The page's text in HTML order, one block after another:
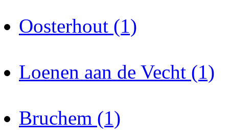
Oosterhout (1)
Loenen aan de Vecht (1)
Bruchem (1)